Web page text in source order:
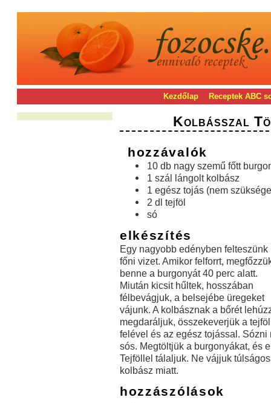
Kezdőlap Receptek ABC
Kolbásszal
hozzávalók
10 db nagy szemű főtt
1 szál lángolt kolbász
1 egész tojás (nem
2 dl tejföl
só
elkészítés
Egy nagyobb edényben felteszünk
főni vizet. Amikor felforrt,
benne a burgonyát 40 perc alatt.
Miután kicsit hűltek, hosszában
félbevágjuk, a belsejébe üregeket
vájunk. A kolbásznak a bőrét
megdaráljuk, összekeverjük a tejföl
felével és az egész tojással.
sós. Megtöltjük a burgonyákat, és
Tejföllel tálaljuk. Ne vájjuk
kolbász miatt.
hozzászólások